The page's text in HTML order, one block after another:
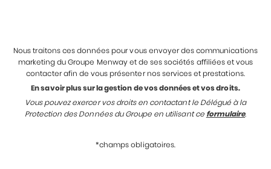
Nous traitons ces données pour vous envoyer des communications
marketing du Groupe Menway et de ses sociétés affiliées et vous
contacter afin de vous présenter nos services et prestations.
En savoir plus sur la gestion de vos données et vos droits.
Vous pouvez exercer vos droits en contactant le Délégué à la
Protection des Données du Groupe en utilisant ce formulaire.
*champs obligatoires.